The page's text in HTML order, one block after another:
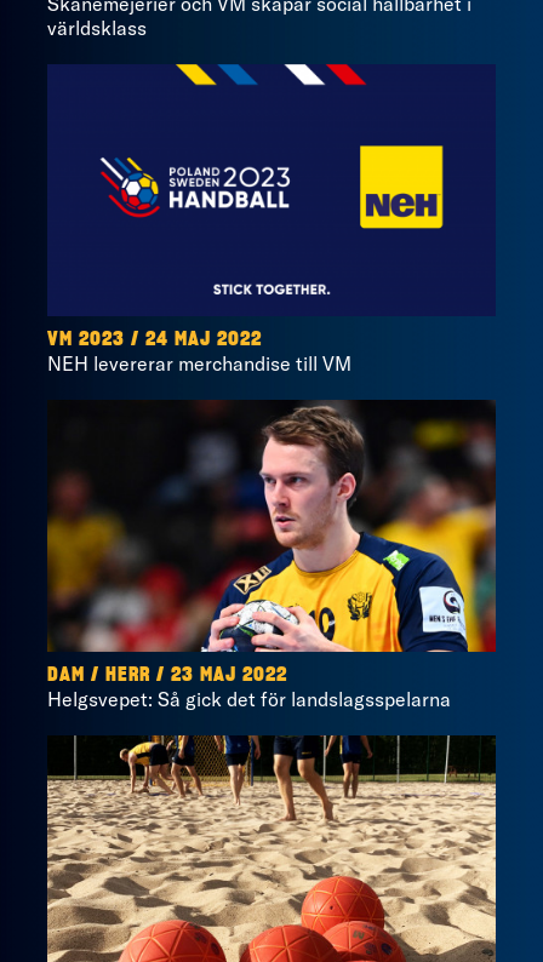
världsklass
VM 2023 / 24 MAJ 2022
NEH levererar merchandise till VM
DAM / HERR / 23 MAJ 2022
Helgsvepet: Så gick det för landslagsspelarna